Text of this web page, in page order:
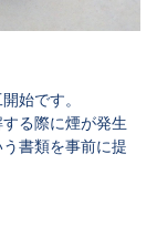
始です。
る際に煙が発生
書類を事前に提